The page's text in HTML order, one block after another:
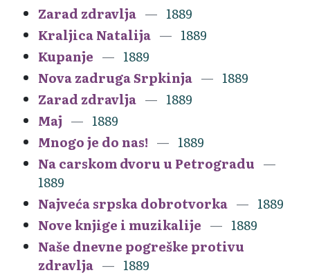
Zarad zdravlja
1889
Kraljica Natalija
1889
Kupanje
1889
Nova zadruga Srpkinja
1889
Zarad zdravlja
1889
Maj
1889
Mnogo je do nas!
1889
Na carskom dvoru u Petrogradu
1889
Najveća srpska dobrotvorka
1889
Nove knjige i muzikalije
1889
Naše dnevne pogreške protivu
zdravlja
1889